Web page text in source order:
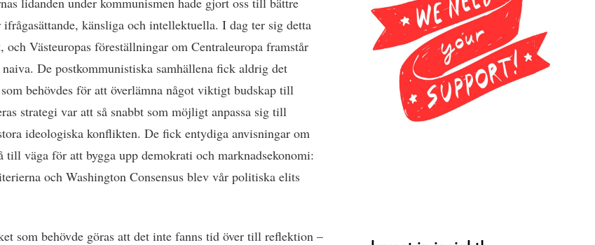
ifrågasättande, känsliga och intellektuella. I dag ter sig detta
och Västeuropas föreställningar om Centraleuropa framstår
De postkommunistiska samhällena fick aldrig det
behövdes för att överlämna något viktigt budskap till
strategi var att så snabbt som möjligt anpassa sig till
ideologiska konflikten. De fick entydiga anvisningar om
till väga för att bygga upp demokrati och marknadsekonomi:
och Washington Consensus blev vår politiska elits
som behövde göras att det inte fanns tid över till reflektion –